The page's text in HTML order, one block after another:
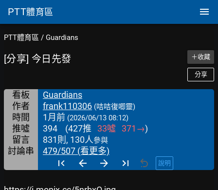
PTT體育區
PTT體育區 / Guardians
[分享] 今日先發 ＋收藏
分享
看板
Guardians
作者
frank110306 (咭咭復唧靈)
時間 1月前 (2026/06/13 08:12)
推噓 394 (427推 33噓 371 →)
留言
831則, 130人參與
討論串 479/507 (看更多)
說明